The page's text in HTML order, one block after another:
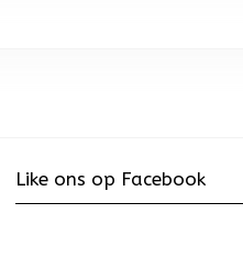
Like ons op Facebook